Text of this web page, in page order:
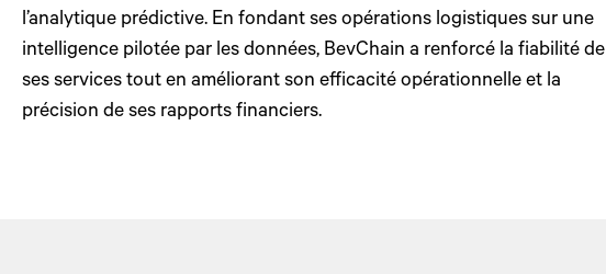
l’analytique prédictive. En fondant ses opérations logistiques sur une
intelligence pilotée par les données, BevChain a renforcé la fiabilité de
ses services tout en améliorant son efficacité opérationnelle et la
précision de ses rapports financiers.